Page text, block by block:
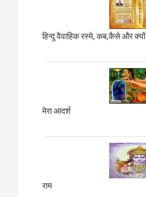
हिन्दू वैवाहिक रस्मे, कब,कैसे और क्यों
मेरा आदर्श
राम